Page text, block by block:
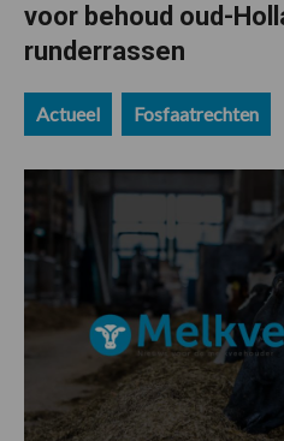
voor behoud oud-
runderrassen
Actueel Fosfaatrechten